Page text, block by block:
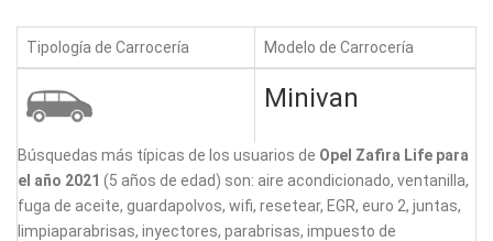
Tipología de Carrocería Modelo de Carrocería
Minivan
Búsquedas más típicas de los usuarios de Opel Zafira Life para
el año 2021 (5 años de edad) son: aire acondicionado, ventanilla,
fuga de aceite, guardapolvos, wifi, resetear, EGR, euro 2, juntas,
limpiaparabrisas, inyectores, parabrisas, impuesto de